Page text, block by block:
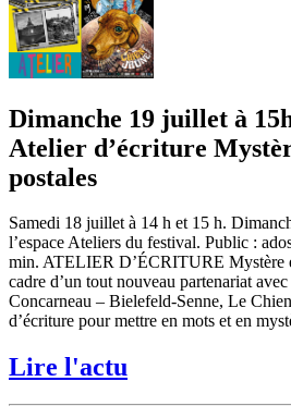
Dimanche 19 juillet à
Atelier d’écriture
postales
Samedi 18 juillet à 14 h et 15 h.
l’espace Ateliers du festival. Public :
min. ATELIER D’ÉCRITURE Mystère
cadre d’un tout nouveau partenariat
Concarneau – Bielefeld-Senne, Le
d’écriture pour mettre en mots et en
Lire l'actu